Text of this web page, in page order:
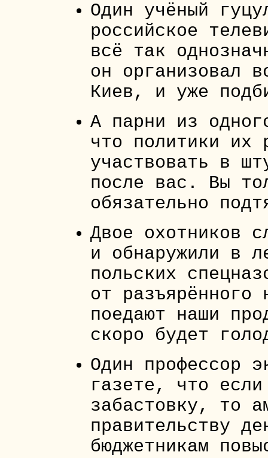
Один учёный
российское
всё так
он организовал
Киев, и уже
А парни из
что политики их
участвовать в
после вас. Вы
обязательно
Двое охотников
и обнаружили в
польских
от разъярённого
поедают наши
скоро будет
Один профессор
газете, что если
забастовку, то
правительству
бюджетникам